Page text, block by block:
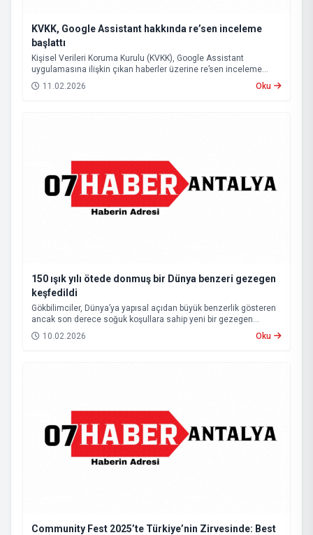
KVKK, Google Assistant hakkında re’sen inceleme
başlattı
Kişisel Verileri Koruma Kurulu (KVKK), Google Assistant
uygulamasına ilişkin çıkan haberler üzerine re’sen inceleme
başlattı.
11.02.2026 Oku
150 ışık yılı ötede donmuş bir Dünya benzeri gezegen
keşfedildi
Gökbilimciler, Dünya’ya yapısal açıdan büyük benzerlik gösteren
ancak son derece soğuk koşullara sahip yeni bir gezegen
adayını tespit etti. Yaklaşık 150 ışık yılı uzaklıkta bulunan ve HD-
137010 b olarak adlandırılan bu gök cisminin, belirli koşullar
10.02.2026 Oku
Community Fest 2025’te Türkiye’nin Zirvesinde: Best